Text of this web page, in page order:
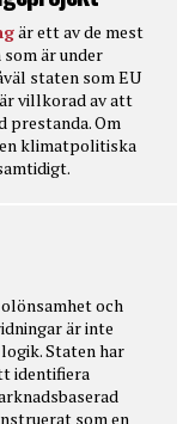
är ett av de mest
är under
staten som EU
villkorad av att
prestanda. Om
klimatpolitiska
olönsamhet och
är inte
Staten har
identifiera
som en